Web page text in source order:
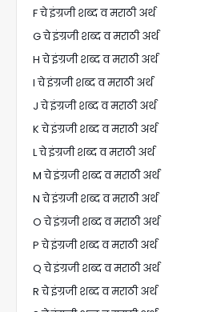
F चे इंग्रजी शब्द व मराठी अर्थ
G चे इंग्रजी शब्द व मराठी अर्थ
H चे इंग्रजी शब्द व मराठी अर्थ
I चे इंग्रजी शब्द व मराठी अर्थ
J चे इंग्रजी शब्द व मराठी अर्थ
K चे इंग्रजी शब्द व मराठी अर्थ
L चे इंग्रजी शब्द व मराठी अर्थ
M चे इंग्रजी शब्द व मराठी अर्थ
N चे इंग्रजी शब्द व मराठी अर्थ
O चे इंग्रजी शब्द व मराठी अर्थ
P चे इंग्रजी शब्द व मराठी अर्थ
Q चे इंग्रजी शब्द व मराठी अर्थ
R चे इंग्रजी शब्द व मराठी अर्थ